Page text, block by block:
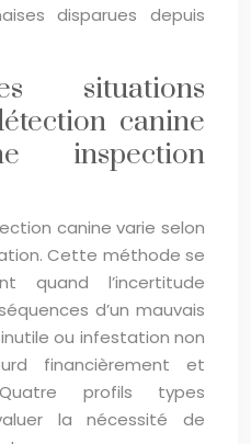
disparues depuis
situations
canine
inspection
canine varie selon
Cette méthode se
quand l’incertitude
d’un mauvais
ou infestation non
financièrement et
Quatre profils types
la nécessité de